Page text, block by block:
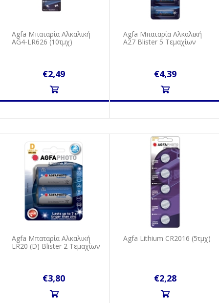
Agfa Mπαταρία Aλκαλική
AG4-LR626 (10τμχ)
€2,49
Agfa Μπαταρία Αλκαλική
A27 Blister 5 Τεμαχίων
€4,39
Agfa Μπαταρία Αλκαλική
LR20 (D) Blister 2 Τεμαχίων
€3,80
Agfa Lithium CR2016 (5τμχ)
€2,28